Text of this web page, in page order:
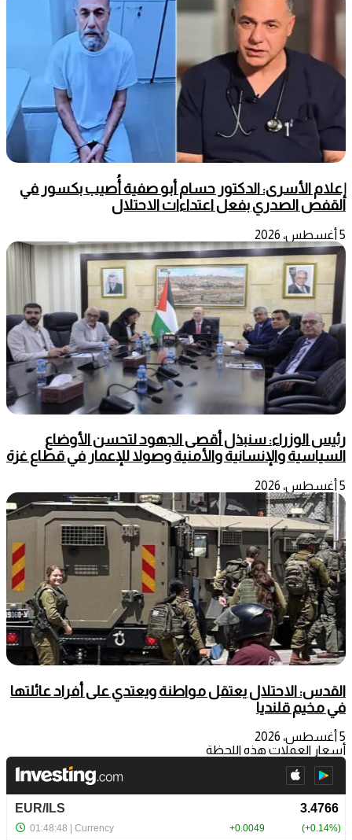
إعلام الأسرى: الدكتور حسام أبو صفية أُصيب بكسور في
القفص الصدري بفعل اعتداءات الاحتلال
5 أغسطس، 2026
رئيس الوزراء: سنبذل أقصى الجهود لتحسن الأوضاع
السياسية والإنسانية والأمنية وصولا للإعمار في قطاع غزة
5 أغسطس، 2026
القدس: الاحتلال يعتقل مواطنة ويعتدي على أفراد عائلتها
في مخيم قلنديا
5 أغسطس، 2026
أسعار العملات هذه اللحظة